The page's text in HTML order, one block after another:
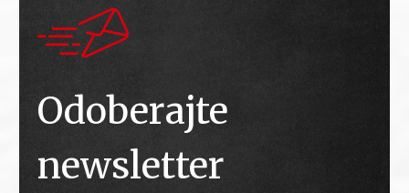
Odoberajte
newsletter